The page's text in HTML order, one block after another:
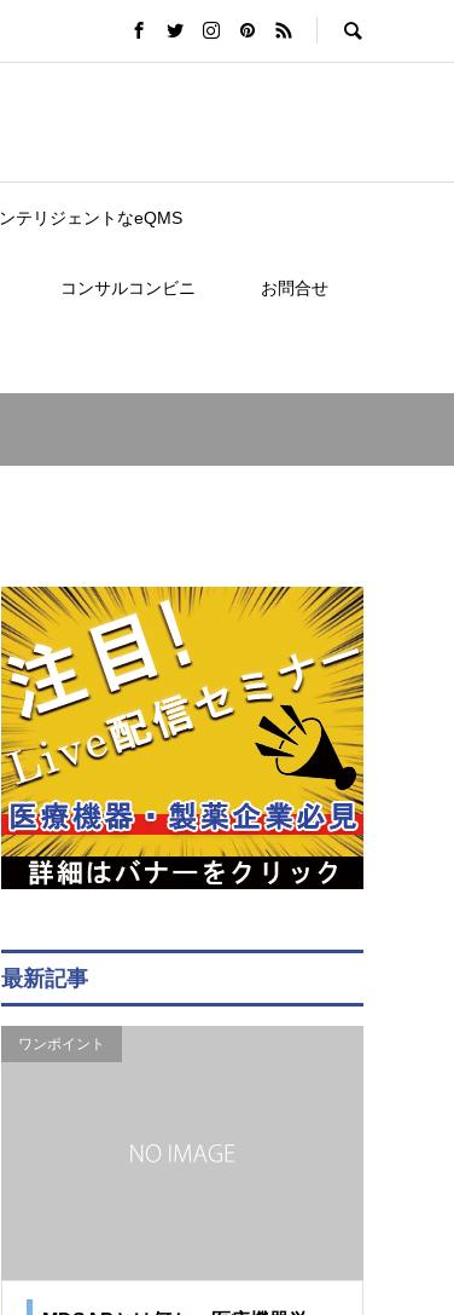
テリジェントなeQMS
コンサルコンビニ お問合せ
最新記事
ワンポイント